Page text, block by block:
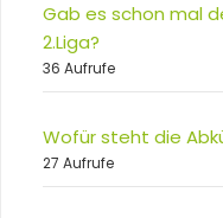
Gab es schon mal
2.Liga?
36 Aufrufe
Wofür steht die
27 Aufrufe